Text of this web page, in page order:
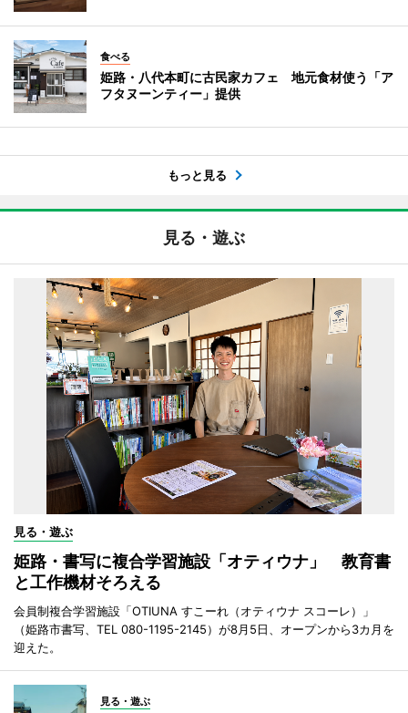
食べる
姫路・八代本町に古民家カフェ 地元食材使う「ア
フタヌーンティー」提供
もっと見る
見る・遊ぶ
見る・遊ぶ
姫路・書写に複合学習施設「オティウナ」 教育書
と工作機材そろえる
会員制複合学習施設「OTIUNA すこーれ（オティウナ スコーレ）」
（姫路市書写、TEL 080-1195-2145）が8月5日、オープンから3カ月を
迎えた。
見る・遊ぶ